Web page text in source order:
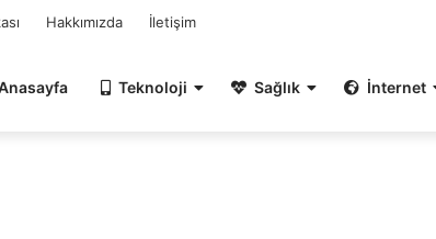
Hakkımızda İletişim
Teknoloji Sağlık İnternet